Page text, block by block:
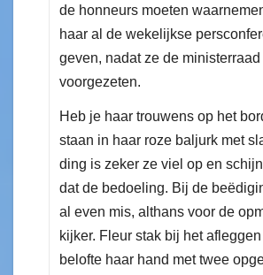
de honneurs moeten
haar al de wekelijkse
geven, nadat ze de ministerraad
voorgezeten.
Heb je haar trouwens op het
staan in haar roze baljurk met
ding is zeker ze viel op en
dat de bedoeling. Bij de
al even mis, althans voor de
kijker. Fleur stak bij het
belofte haar hand met twee